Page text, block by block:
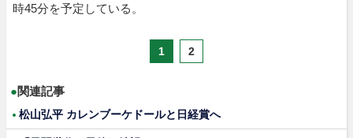
時45分を予定している。
1 2
●関連記事
松山弘平 カレンブーケドールと日経賞へ